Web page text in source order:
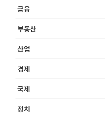
금융
부동산
산업
경제
국제
정치